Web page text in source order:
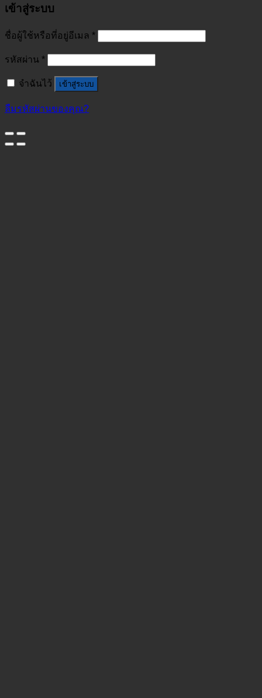
เข้าสู่ระบบ
ชื่อผู้ใช้หรือที่อยู่อีเมล *
รหัสผ่าน *
จำฉันไว้ เข้าสู่ระบบ
ลืมรหัสผ่านของคุณ?